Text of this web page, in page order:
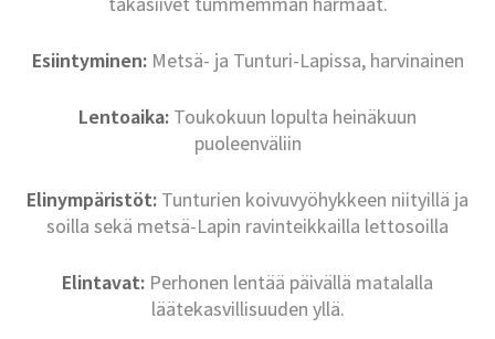
Esiintyminen:Metsä- ja Tunturi-Lapissa, harvinainen
Lentoaika: Toukokuun lopulta heinäkuun
puoleenväliin
Elinympäristöt: Tunturien koivuvyöhykkeen niityillä ja
soilla sekä metsä-Lapin ravinteikkailla lettosoilla
Elintavat: Perhonen lentää päivällä matalalla
läätekasvillisuuden yllä.